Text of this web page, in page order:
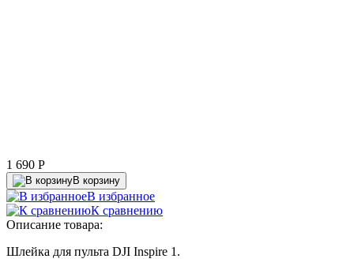
1 690 P
В корзину
В избранное
К сравнению
Описание товара:
Шлейка для пульта DJI Inspire 1.